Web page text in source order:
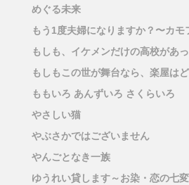
めぐる未来
もう1度夫婦になりますか？〜カモ
もしも、イケメンだけの高校があ
もしもこの世が舞台なら、楽屋は
ももいろ あんずいろ さくらいろ
やさしい猫
やぶさかではございません
やんごとなき一族
ゆうれい貸します～お染・恋の七